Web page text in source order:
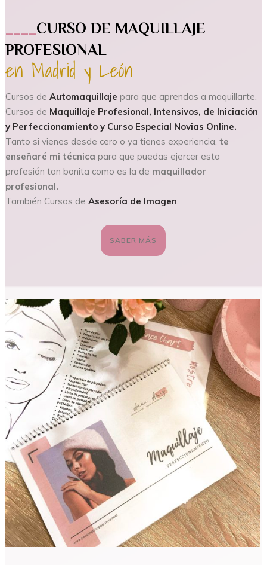
CURSO DE MAQUILLAJE
PROFESIONAL
en Madrid y León
Cursos de Automaquillaje para que aprendas a maquillarte.
Cursos de Maquillaje Profesional, Intensivos, de Iniciación
y Perfeccionamiento y Curso Especial Novias Online.
Tanto si vienes desde cero o ya tienes experiencia, te
enseñaré mi técnica para que puedas ejercer esta
profesión tan bonita como es la de maquillador
profesional.
También Cursos de Asesoría de Imagen.
SABER MÁS